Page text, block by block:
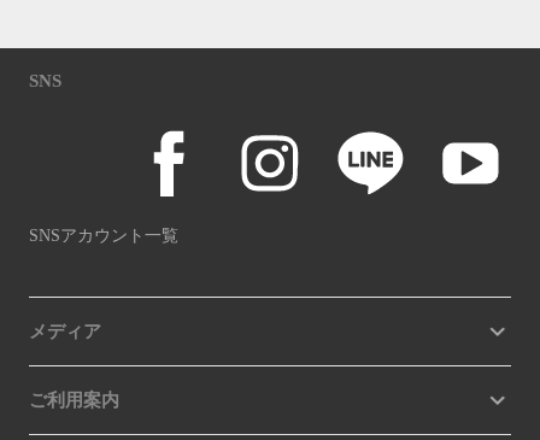
SNS
SNSアカウント一覧
メディア
ご利用案内